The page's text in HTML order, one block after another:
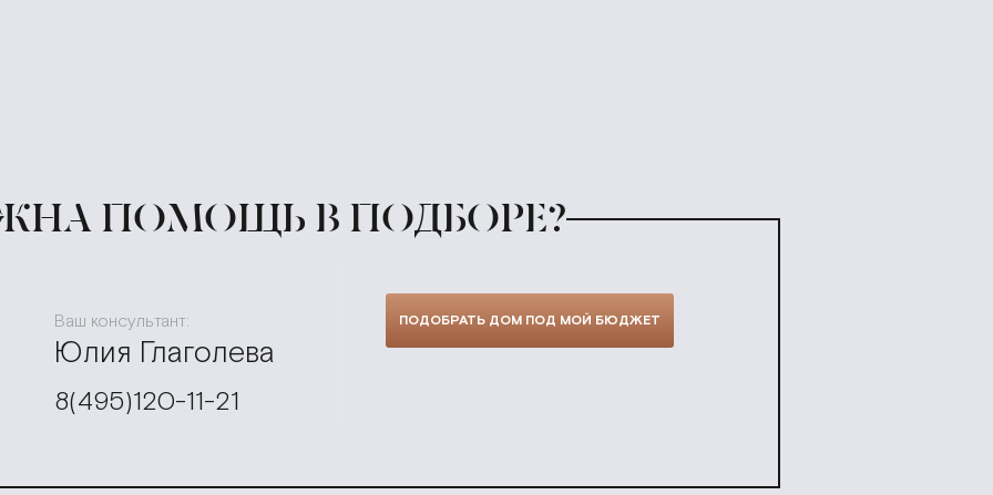
ПОМОЩЬ В ПОДБОРЕ?
Ваш консультант:
Юлия Глаголева
8(495)120-11-21
ПОДОБРАТЬ ДОМ ПОД МОЙ БЮДЖЕТ